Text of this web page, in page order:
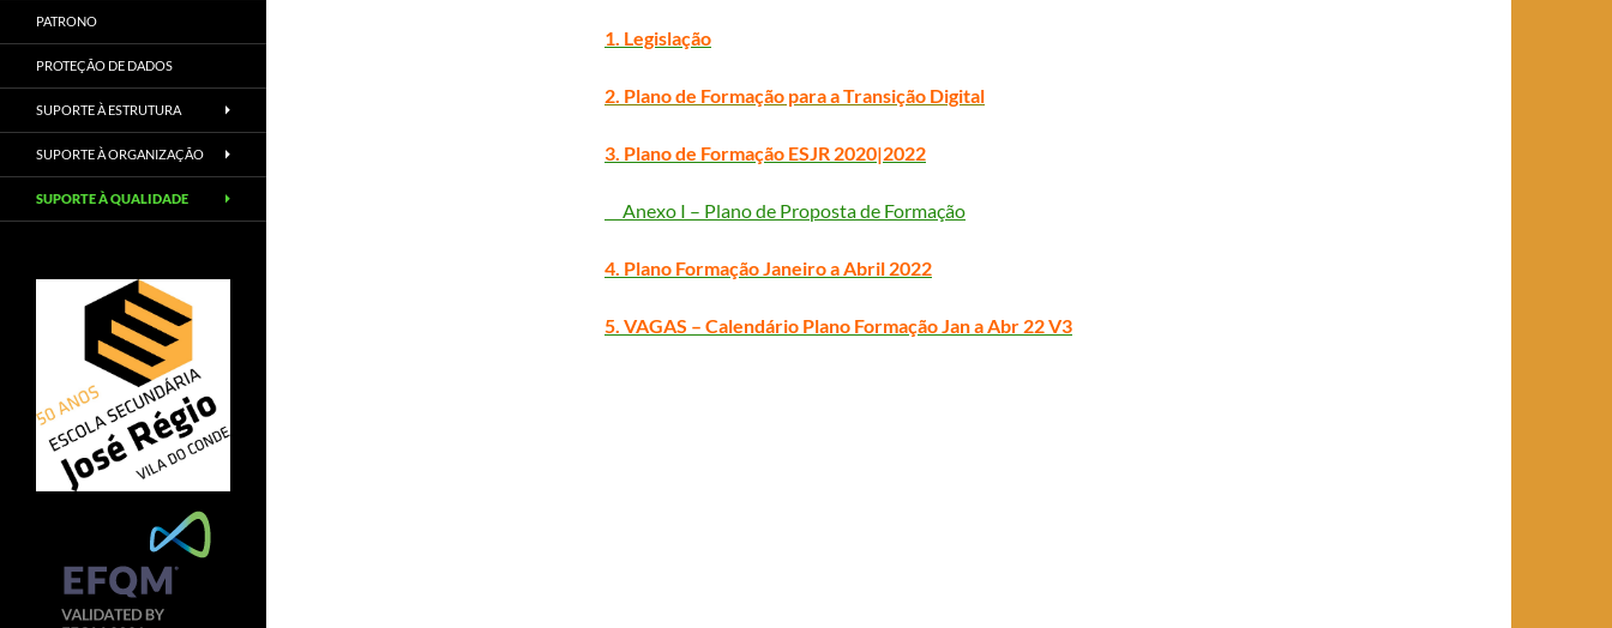
1. Legislação
2. Plano de Formação para a Transição Digital
3. Plano de Formação ESJR 2020|2022
Anexo I – Plano de Proposta de Formação
4. Plano Formação Janeiro a Abril 2022
5. VAGAS – Calendário Plano Formação Jan a Abr 22 V3
PATRONO
PROTEÇÃO DE DADOS
SUPORTE À ESTRUTURA
SUPORTE À ORGANIZAÇÃO
SUPORTE À QUALIDADE